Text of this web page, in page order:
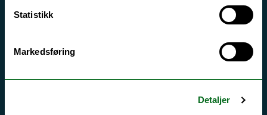
Statistikk
Markedsføring
Detaljer
Akutt hjelp
Driftsmeldinger
Sikkerhet, beredskap og personvern